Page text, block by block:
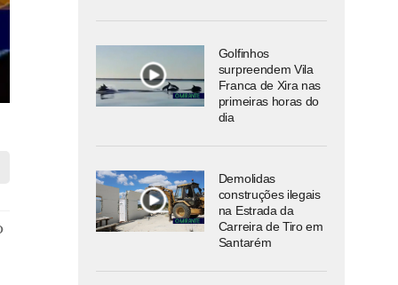
Golfinhos
surpreendem Vila
Franca de Xira nas
primeiras horas do
dia
Demolidas
construções ilegais
na Estrada da
Carreira de Tiro em
Santarém